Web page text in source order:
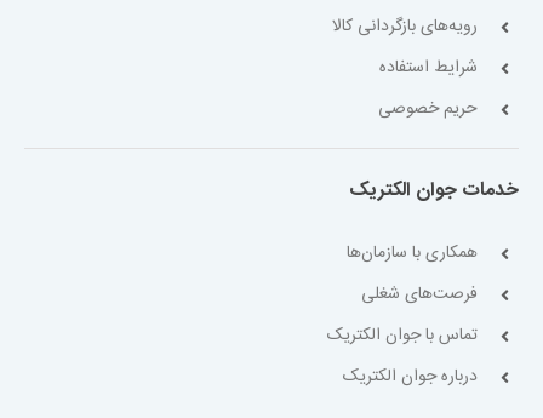
رویه‌های بازگردانی کالا
شرایط استفاده
حریم خصوصی
خدمات جوان الکتریک
همکاری با سازمان‌ها
فرصت‌های شغلی
تماس با جوان الکتریک
درباره جوان الکتریک